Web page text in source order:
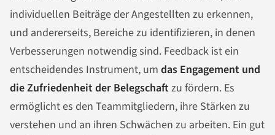
individuellen Beiträge der Angestellten zu erkennen,
und andererseits, Bereiche zu identifizieren, in denen
Verbesserungen notwendig sind. Feedback ist ein
entscheidendes Instrument, um das Engagement und
die Zufriedenheit der Belegschaftzu fördern. Es
ermöglicht es den Teammitgliedern, ihre Stärken zu
verstehen und an ihren Schwächen zu arbeiten. Ein gut